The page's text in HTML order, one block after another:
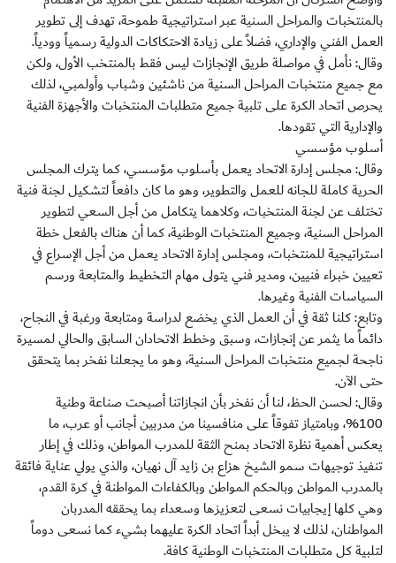
بالمنتخبات والمراحل السنية عبر استراتيجية طموحة، تهدف إلى تطوير
العمل الفني والإداري، فضلاً على زيادة الاحتكاكات الدولية رسمياً وودياً.
وقال: نأمل في مواصلة طريق الإنجازات ليس فقط بالمنتخب الأول، ولكن
مع جميع منتخبات المراحل السنية من ناشئين وشباب وأولمبي، لذلك
يحرص اتحاد الكرة على تلبية جميع متطلبات المنتخبات والأجهزة الفنية
والإدارية التي تقودها.
أسلوب مؤسسي
وقال: مجلس إدارة الاتحاد يعمل بأسلوب مؤسسي، كما يترك المجلس
الحرية كاملة للجانه للعمل والتطوير، وهو ما كان دافعاً لتشكيل لجنة فنية
تختلف عن لجنة المنتخبات، وكلاهما يتكامل من أجل السعي لتطوير
المراحل السنية، وجميع المنتخبات الوطنية، كما أن هناك بالفعل خطة
استراتيجية للمنتخبات، ومجلس إدارة الاتحاد يعمل من أجل الإسراع في
تعيين خبراء فنيين، ومدير فني يتولى مهام التخطيط والمتابعة ورسم
السياسات الفنية وغيرها.
وتابع: كلنا ثقة في أن العمل الذي يخضع لدراسة ومتابعة ورغبة في النجاح،
دائماً ما يثمر عن إنجازات، وسبق وخطط الاتحادان السابق والحالي لمسيرة
ناجحة لجميع منتخبات المراحل السنية، وهو ما يجعلنا نفخر بما يتحقق
حتى الآن.
وقال: لحسن الحظ، لنا أن نفخر بأن انجازاتنا أصبحت صناعة وطنية
100%، وبامتياز تفوقاً على منافسينا من مدربين أجانب أو عرب، ما
يعكس أهمية نظرة الاتحاد بمنح الثقة للمدرب المواطن، وذلك في إطار
تنفيذ توجيهات سمو الشيخ هزاع بن زايد آل نهيان، والذي يولي عناية فائقة
بالمدرب المواطن وبالحكم المواطن وبالكفاءات المواطنة في كرة القدم،
وهي كلها إيجابيات نسعى لتعزيزها وسعداء بما يحققه المدربان
المواطنان، لذلك لا يبخل أبداً اتحاد الكرة عليهما بشيء كما نسعى دوماً
لتلبية كل متطلبات المنتخبات الوطنية كافة.